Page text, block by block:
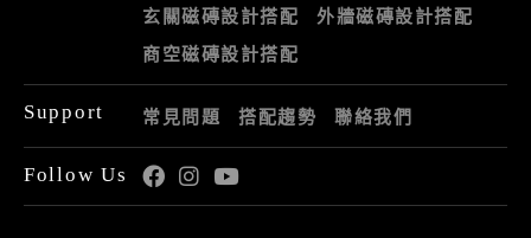
玄關磁磚設計搭配
外牆磁磚設計搭配
商空磁磚設計搭配
Support 常見問題 搭配趨勢 聯絡我們
Follow Us